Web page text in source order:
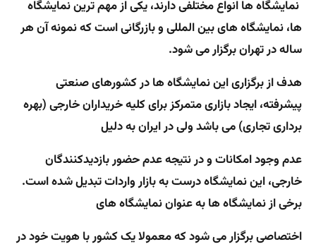
نمایشگاه ها انواع مختلفی دارند، یکی از مهم ترین نمایشگاه
ها، نمایشگاه های بین المللی و بازرگانی است که نمونه آن هر
ساله در تهران برگزار می شود.
هدف از برگزاری این نمایشگاه ها در کشورهای صنعتی
پیشرفته، ایجاد بازاری متمرکز برای کلیه خریداران خارجی (بهره
برداری تجاری) می باشد ولی در ایران به دلیل
عدم وجود امکانات و در نتیجه عدم حضور بازدیدکنندگان
خارجی، این نمایشگاه درست به بازار واردات تبدیل شده است.
برخی از نمایشگاه ها به عنوان نمایشگاه های
اختصاصی برگزار می شود که معمولا یک کشور با هویت خود در